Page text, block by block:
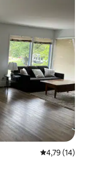
4,79 de uma
4,79 (14)